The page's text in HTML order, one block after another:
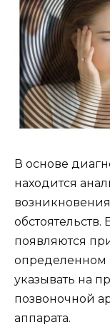
В основе
находится
появляются
определенном
указывать на
позвоночной
аппарата.